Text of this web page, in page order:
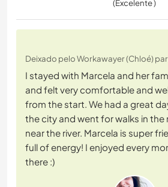
(Excelente )
Deixado pelo Workawayer (Chloé)
I stayed with Marcela and her
and felt very comfortable and
from the start. We had a great
the city and went for walks in the
near the river. Marcela is super
full of energy! I enjoyed every
there :)